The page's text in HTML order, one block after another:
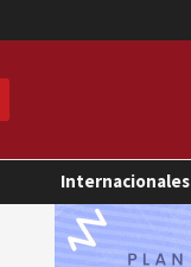
Internacionales